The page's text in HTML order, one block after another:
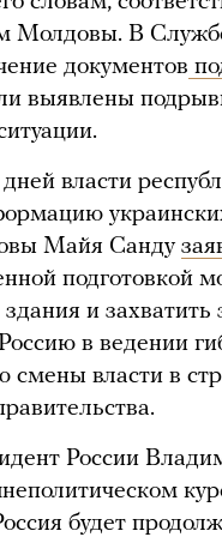
Молдовы. В
документов
выявлены
власти
Майя Санду
подготовкой
здания и
Россию в ведении
власти в
России
будет